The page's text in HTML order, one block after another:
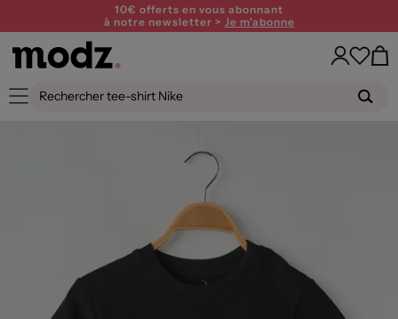
10€ offerts en vous abonnant
à notre newsletter > Je m'abonne